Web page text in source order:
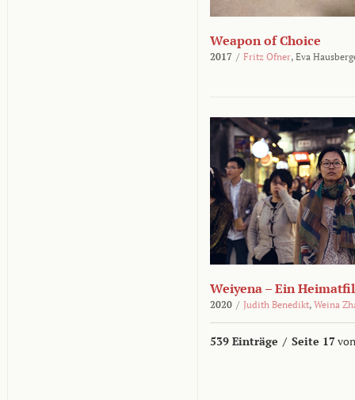
Weapon of Choice
2017 / Fritz Ofner, Eva
Weiyena – Ein
2020 / Judith Benedikt, Weina
539 Einträge / Seite 17